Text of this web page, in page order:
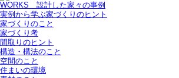
WORKS＿設計した家々の事例
実例から学ぶ家づくりのヒント
家づくりのこと
家づくり考
間取りのヒント
構造・構法のこと
空間のこと
住まいの環境